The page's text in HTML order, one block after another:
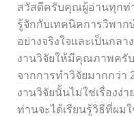
สวัสดีครับคุณผู้อ่านทุกท่
รู้จักกับเทคนิคการวิพาก
อย่างจริงใจและเป็นกล
งานวิจัยให้มีคุณภาพครั
จากการทำวิจัยมากกว่า
งานวิจัยนั้นไม่ใช่เรื่องง่
ท่านจะได้เรียนรู้วิธีที่ผม